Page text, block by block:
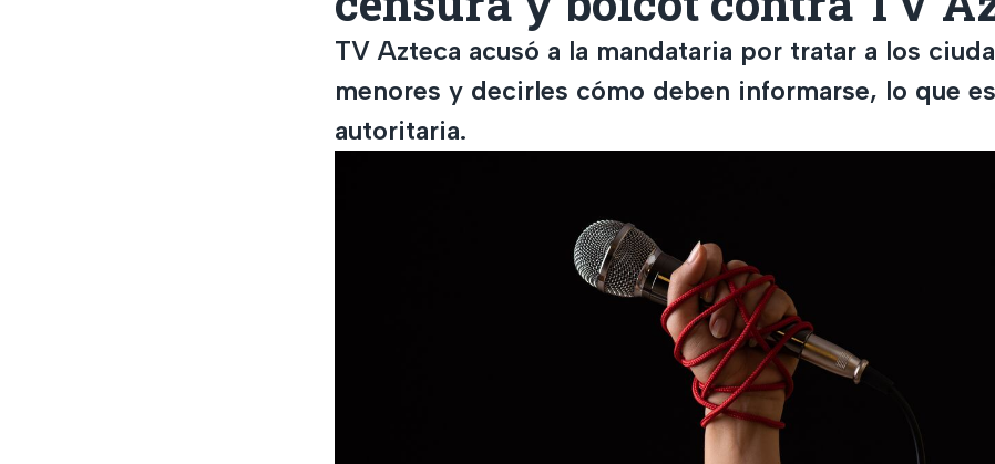
TV Azteca acusó a la mandataria por tratar a los
menores y decirles cómo deben informarse, lo que
autoritaria.